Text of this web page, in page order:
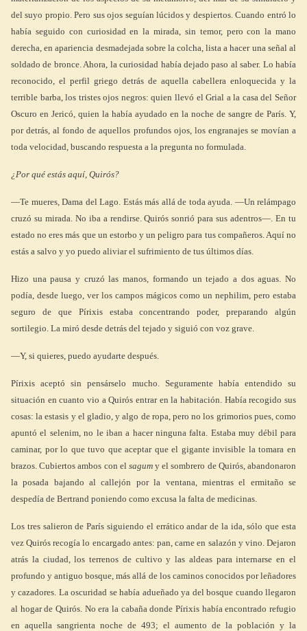
del suyo propio. Pero sus ojos seguían lúcidos y despiertos. Cuando entró lo
había seguido con curiosidad en la mirada, sin temor, pero con la mano
derecha, en apariencia desmadejada sobre la colcha, lista a hacer una señal al
soldado de bronce. Ahora, la curiosidad había dejado paso al saber. Lo había
reconocido, el perfil griego detrás de aquella cabellera enloquecida y la
terrible barba, los tristes ojos negros: quien llevó el Grial a la casa del Señor
Oscuro en Jericó, quien la había ayudado en la noche de sangre de París. Y,
por detrás, al fondo de aquellos profundos ojos, los engranajes se movían a
toda velocidad, buscando respuesta a la pregunta no formulada.
¿Por qué estás aquí, Quirós?
—Te mueres, Dama del Lago. Estás más allá de toda ayuda. —Un relámpago
cruzó su mirada. No iba a rendirse. Quirós sonrió para sus adentros—. En tu
estado no eres más que un estorbo y un peligro para tus compañeros. Aquí no
estás a salvo y yo puedo aliviar el sufrimiento de tus últimos días.
Hizo una pausa y cruzó las manos, formando un tejado a dos aguas. No
podía, desde luego, ver los campos mágicos como un nephilim, pero estaba
seguro de que Pírixis estaba concentrando poder, preparando algún
sortilegio. La miró desde detrás del tejado y siguió con voz grave.
—Y, si quieres, puedo ayudarte después.
Pírixis aceptó sin pensárselo mucho. Seguramente había entendido su
situación en cuanto vio a Quirós entrar en la habitación. Había recogido sus
cosas: la estasis y el gladio, y algo de ropa, pero no los grimorios pues, como
apuntó el selenim, no le iban a hacer ninguna falta. Estaba muy débil para
caminar, por lo que tuvo que aceptar que el gigante invisible la tomara en
brazos. Cubiertos ambos con el sagumy el sombrero de Quirós, abandonaron
la posada bajando al callejón por la ventana, mientras el ermitaño se
despedía de Bertrand poniendo como excusa la falta de medicinas.
Los tres salieron de París siguiendo el errático andar de la ida, sólo que esta
vez Quirós recogía lo encargado antes: pan, carne en salazón y vino. Dejaron
atrás la ciudad, los terrenos de cultivo y las aldeas para internarse en el
profundo y antiguo bosque, más allá de los caminos conocidos por leñadores
y cazadores. La oscuridad se había adueñado ya del bosque cuando llegaron
al hogar de Quirós. No era la cabaña donde Pírixis había encontrado refugio
en aquella sangrienta noche de 493; el aumento de la población y la